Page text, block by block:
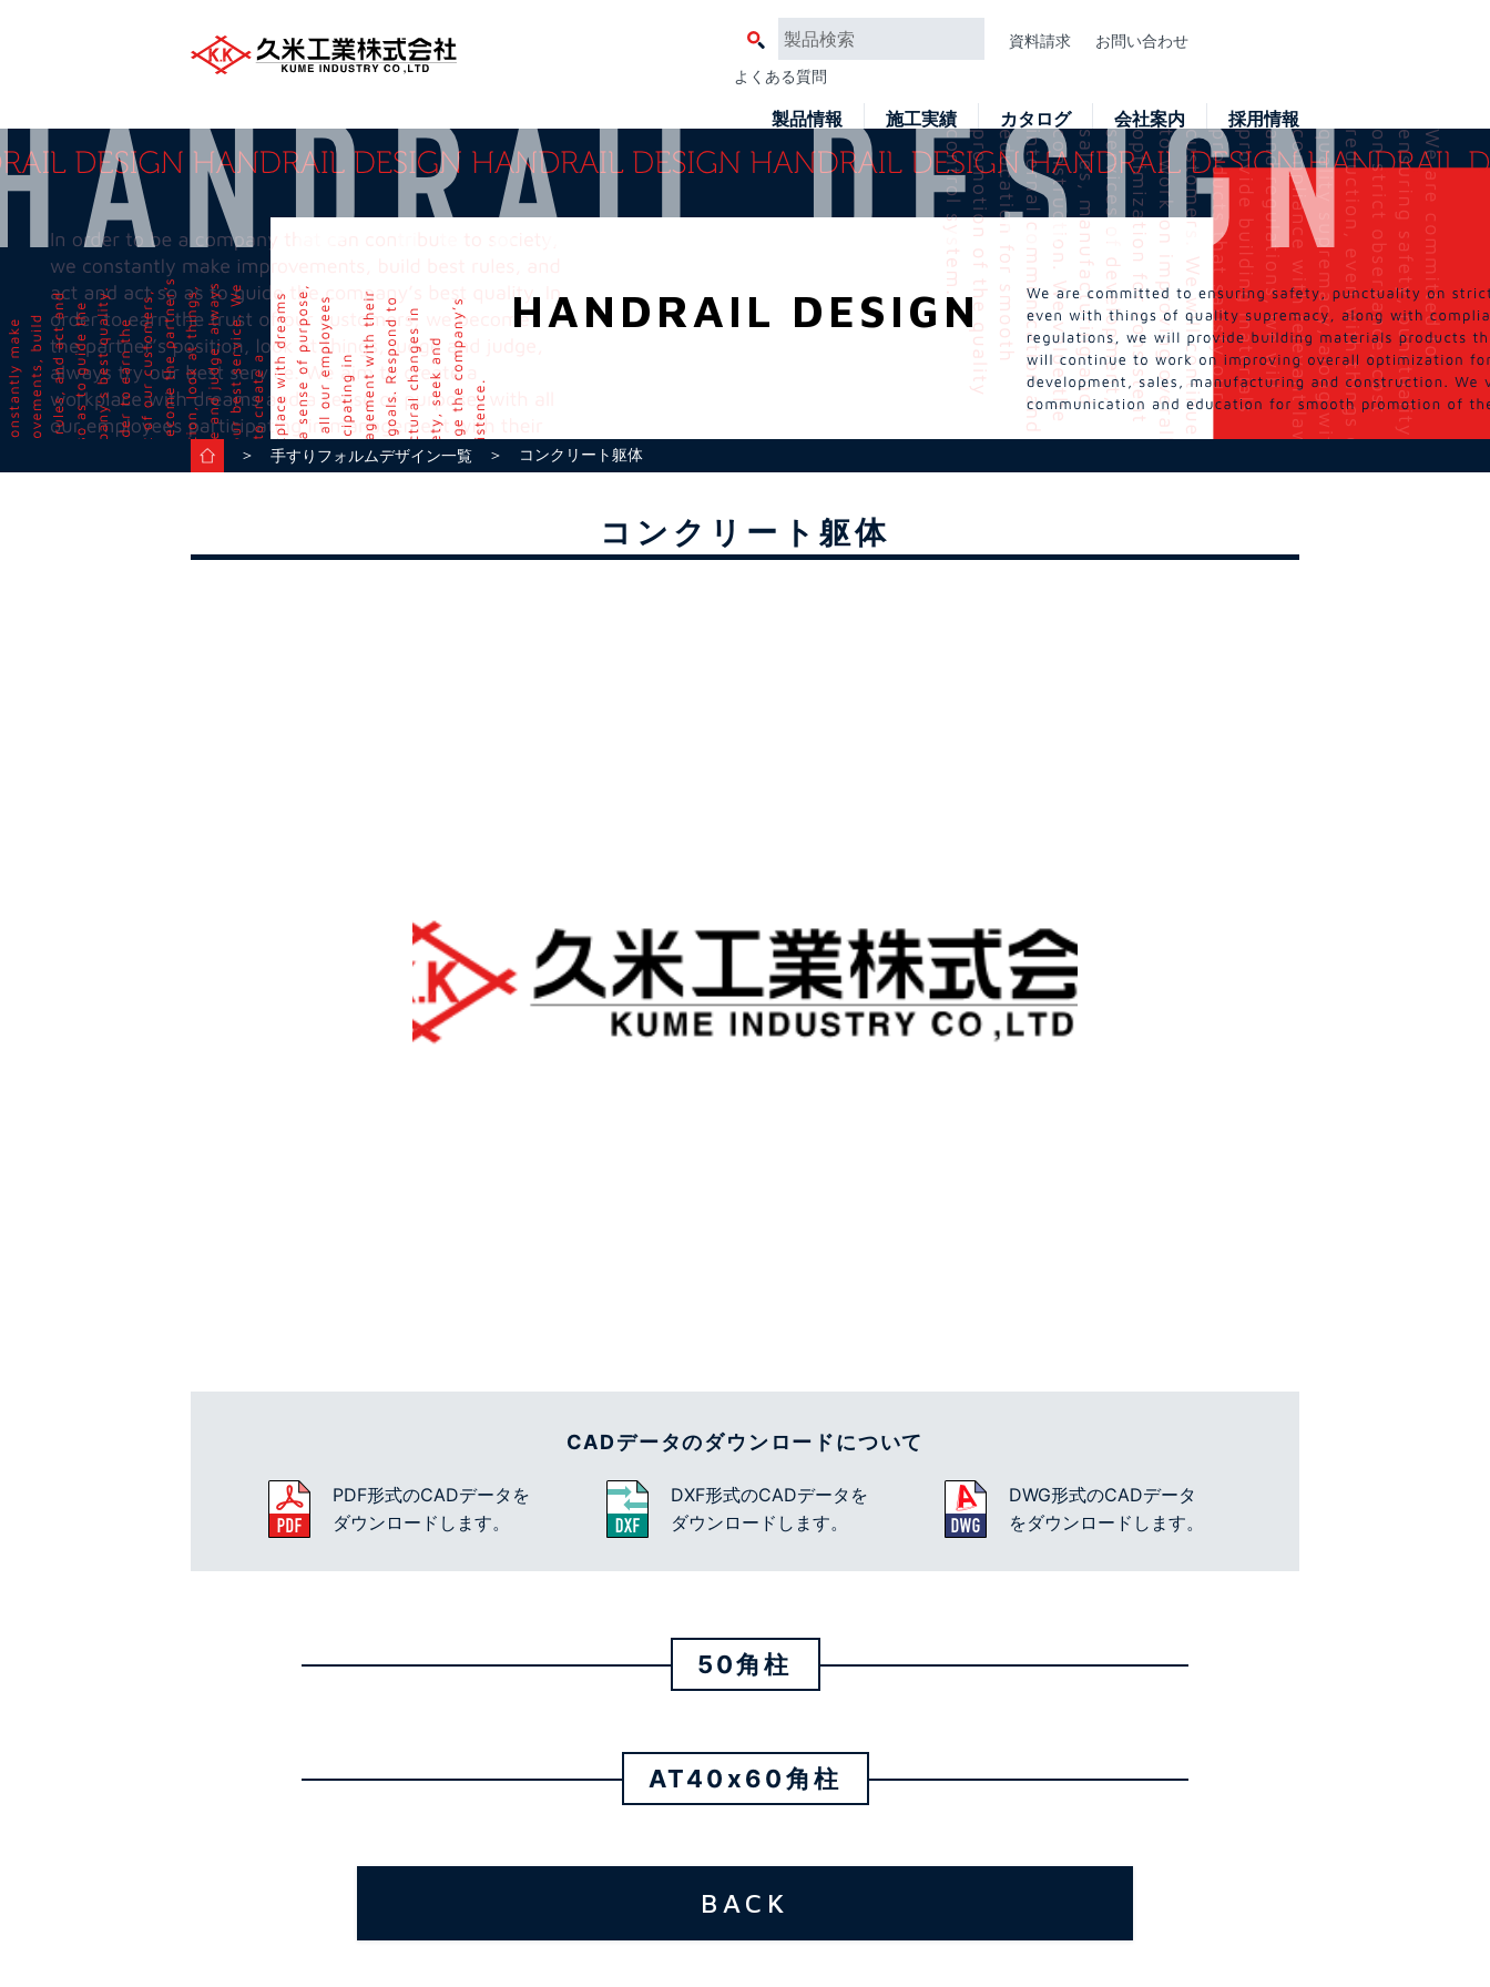
資料請求
お問い合わせ
よくある質問
製品情報 施工実績 カタログ 会社案内 採用情報
HANDRAIL DESIGN
＞ 手すりフォルムデザイン一覧 ＞ コンクリート躯体
コンクリート躯体
CADデータのダウンロードについて
PDF形式のCADデータを
ダウンロードします。
DXF形式のCADデータを
ダウンロードします。
DWG形式のCADデータ
をダウンロードします。
50角柱
AT40x60角柱
BACK